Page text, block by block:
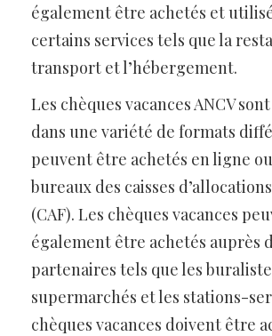
également être achetés et
certains services tels que la
transport et l’hébergement.
Les chèques vacances ANCV
dans une variété de formats
peuvent être achetés en ligne
bureaux des caisses
(CAF). Les chèques vacances
également être achetés auprès
partenaires tels que les
supermarchés et les stations-
chèques vacances doivent être